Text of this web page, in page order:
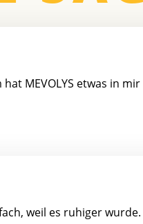
MEVOLYS etwas in
weil es ruhiger wurde.